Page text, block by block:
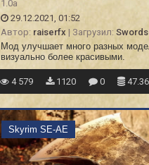
1.0a
29.12.2021, 01:52
Автор: raiserfx | Загрузил:
Мод улучшает много разных
визуально более красивыми.
4 579 1120 0
Skyrim SE-AE